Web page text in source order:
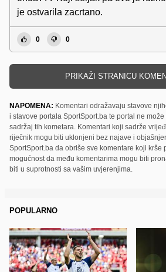
je ostvarila zacrtano.
0 0
PRIKAŽI STRANICU
NAPOMENA: Komentari odražavaju stavove
i stavove portala SportSport.ba te portal ne
sadržaj tih kometara. Komentari koji sadrže
riječnik mogu biti uklonjeni bez najave i
SportSport.ba da obriše sve komentare koji krše
mogućnost da među komentarima mogu biti
biti u suprotnosti sa vašim uvjerenjima.
POPULARNO